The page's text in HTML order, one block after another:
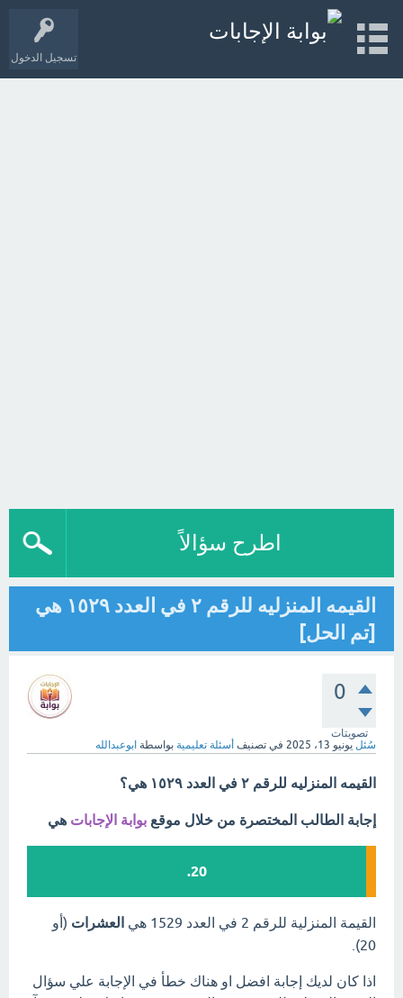
تسجيل الدخول
اطرح سؤالاً
القيمه المنزليه للرقم ٢ في العدد ١٥٢٩ هي
[تم الحل]
0
تصويتات
سُئل يونيو 13، 2025 في تصنيف أسئلة تعليمية بواسطة ابوعبدالله
القيمه المنزليه للرقم ٢ في العدد ١٥٢٩ هي؟
إجابة الطالب المختصرة من خلال موقع بوابة الإجابات هي
20.
القيمة المنزلية للرقم 2 في العدد 1529 هي العشرات (أو
20).
اذا كان لديك إجابة افضل او هناك خطأ في الإجابة علي سؤال